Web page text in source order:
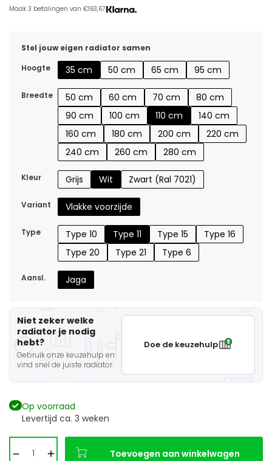
Maak 3 betalingen van €163,67.
Stel jouw eigen radiator samen
Hoogte
35 cm 50 cm 65 cm 95 cm
Breedte 50 cm 60 cm 70 cm
80 cm
90 cm
100 cm 110 cm
140 cm
160 cm
180 cm 200 cm
220 cm
240 cm
260 cm 280 cm
Kleur Grijs Wit Zwart (Ral 7021)
Variant Vlakke voorzijde
Type Type 10 Type 11 Type 15
Type 16
Type 20
Type 21 Type 6
Aansl. Jaga
Niet zeker welke
radiator je nodig
hebt?
Gebruik onze keuzehulp en
vind snel de juiste radiator.
Doe de keuzehulp
Op voorraad
Levertijd ca. 3 weken
Toevoegen aan winkelwagen